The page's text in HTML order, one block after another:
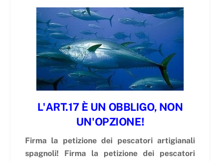
L'ART.17 È UN OBBLIGO, NON
UN'OPZIONE!
Firma la petizione dei pescatori artigianali
spagnoli! Firma la petizione dei pescatori